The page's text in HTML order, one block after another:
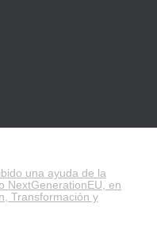
una ayuda de la
NextGenerationEU, en
Transformación y